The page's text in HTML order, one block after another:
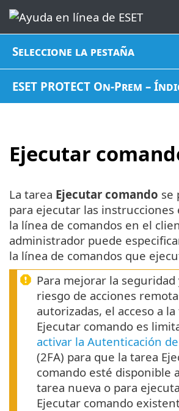
Seleccione la pestaña
ESET PROTECT On-Prem –
Ejecutar
La tarea Ejecutar comando se
para ejecutar las instrucciones
la línea de comandos en el
administrador puede
la línea de comandos que
Para mejorar la
riesgo de acciones
autorizadas, el acceso a
Ejecutar comando es
activar la Autenticación
(2FA) para que la tarea
comando esté disponible
tarea nueva o para
Ejecutar comando